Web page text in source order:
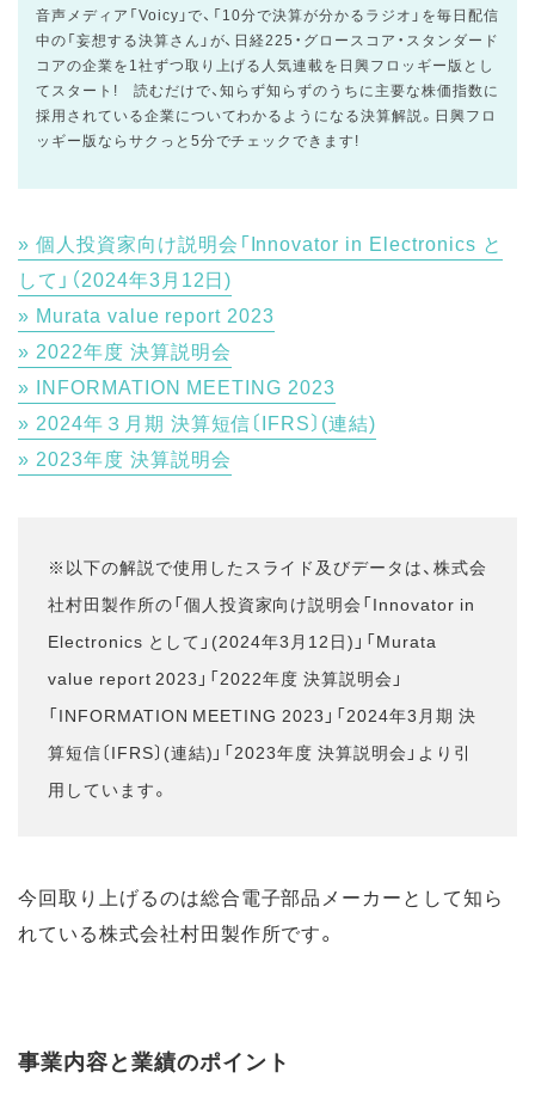
音声メディア「Voicy」で、「10分で決算が分かるラジオ」を毎日配信
中の「妄想する決算さん」が、日経225・グロースコア・スタンダード
コアの企業を1社ずつ取り上げる人気連載を日興フロッギー版とし
てスタート! 読むだけで、知らず知らずのうちに主要な株価指数に
採用されている企業についてわかるようになる決算解説。日興フロ
ッギー版ならサクっと5分でチェックできます!
個人投資家向け説明会「Innovator in Electronics と
して」（2024年3月12日)
Murata value report 2023
2022年度 決算説明会
INFORMATION MEETING 2023
2024年３月期 決算短信〔IFRS〕(連結)
2023年度 決算説明会
※以下の解説で使用したスライド及びデータは、株式会
社村田製作所の「個人投資家向け説明会「Innovator in
Electronics として」(2024年3月12日)」「Murata
value report 2023」「2022年度 決算説明会」
「INFORMATION MEETING 2023」「2024年3月期 決
算短信〔IFRS〕(連結)」「2023年度 決算説明会」より引
用しています。
今回取り上げるのは総合電子部品メーカーとして知ら
れている株式会社村田製作所です。
事業内容と業績のポイント